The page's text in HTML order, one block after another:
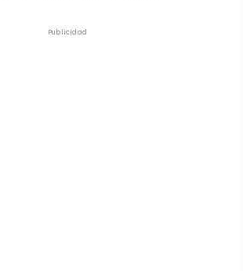
Publicidad